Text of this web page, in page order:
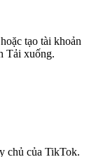
tạo tài khoản
Tải xuống.
chủ của TikTok.